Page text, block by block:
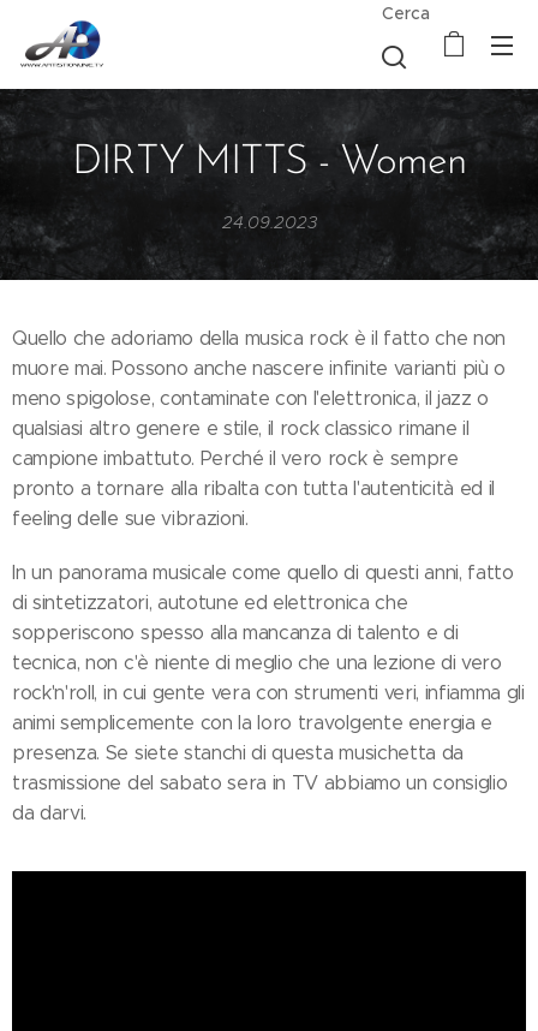
Cerca
DIRTY MITTS - Women
24.09.2023
Quello che adoriamo della musica rock è il fatto che non
muore mai. Possono anche nascere infinite varianti più o
meno spigolose, contaminate con l'elettronica, il jazz o
qualsiasi altro genere e stile, il rock classico rimane il
campione imbattuto. Perché il vero rock è sempre
pronto a tornare alla ribalta con tutta l'autenticità ed il
feeling delle sue vibrazioni.
In un panorama musicale come quello di questi anni, fatto
di sintetizzatori, autotune ed elettronica che
sopperiscono spesso alla mancanza di talento e di
tecnica, non c'è niente di meglio che una lezione di vero
rock'n'roll, in cui gente vera con strumenti veri, infiamma gli
animi semplicemente con la loro travolgente energia e
presenza. Se siete stanchi di questa musichetta da
trasmissione del sabato sera in TV abbiamo un consiglio
da darvi.